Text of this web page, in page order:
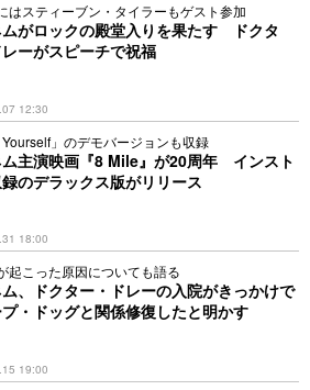
はスティーブン・タイラーもゲスト参加
がロックの殿堂入りを果たす ドクタ
ーがスピーチで祝福
12:30
Yourself」のデモバージョンも収録
ム主演映画『8 Mile』が20周年 インスト
のデラックス版がリリース
18:00
起こった原因についても語る
、ドクター・ドレーの入院がきっかけで
・ドッグと関係修復したと明かす
19:00